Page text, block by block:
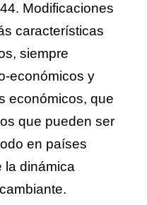
Modificaciones
características
siempre
económicos y
económicos, que
que pueden ser
en países
la dinámica